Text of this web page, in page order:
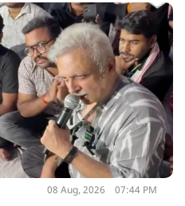
08 Aug, 2026 07:44 PM